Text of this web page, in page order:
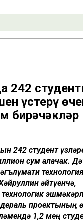
242
үстерү
бирәчәкләр
242 студент
сум алачак.
әйтүенчә,
проектының
1,2 мең